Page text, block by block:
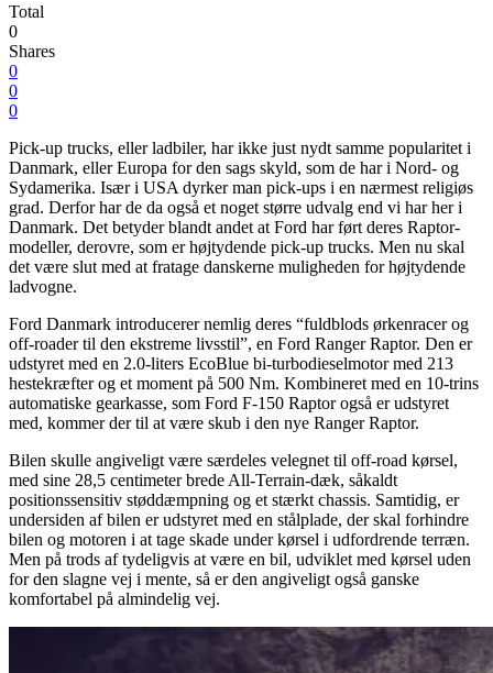
Total
0
Shares
0
0
0
Pick-up trucks, eller ladbiler, har ikke just nydt samme popularitet i
Danmark, eller Europa for den sags skyld, som de har i Nord- og
Sydamerika. Især i USA dyrker man pick-ups i en nærmest religiøs
grad. Derfor har de da også et noget større udvalg end vi har her i
Danmark. Det betyder blandt andet at Ford har ført deres Raptor-
modeller, derovre, som er højtydende pick-up trucks. Men nu skal
det være slut med at fratage danskerne muligheden for højtydende
ladvogne.
Ford Danmark introducerer nemlig deres “fuldblods ørkenracer og
off-roader til den ekstreme livsstil”, en Ford Ranger Raptor. Den er
udstyret med en 2.0-liters EcoBlue bi-turbodieselmotor med 213
hestekræfter og et moment på 500 Nm. Kombineret med en 10-trins
automatiske gearkasse, som Ford F-150 Raptor også er udstyret
med, kommer der til at være skub i den nye Ranger Raptor.
Bilen skulle angiveligt være særdeles velegnet til off-road kørsel,
med sine 28,5 centimeter brede All-Terrain-dæk, såkaldt
positionssensitiv støddæmpning og et stærkt chassis. Samtidig, er
undersiden af bilen er udstyret med en stålplade, der skal forhindre
bilen og motoren i at tage skade under kørsel i udfordrende terræn.
Men på trods af tydeligvis at være en bil, udviklet med kørsel uden
for den slagne vej i mente, så er den angiveligt også ganske
komfortabel på almindelig vej.